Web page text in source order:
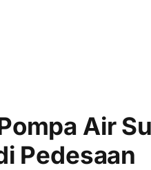
Air
Pedesaan